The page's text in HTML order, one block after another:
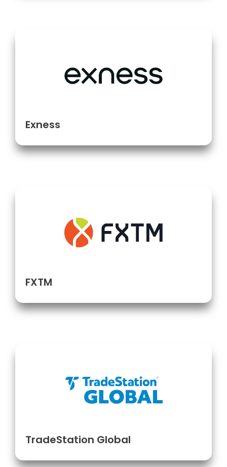
Exness
FXTM
TradeStation Global